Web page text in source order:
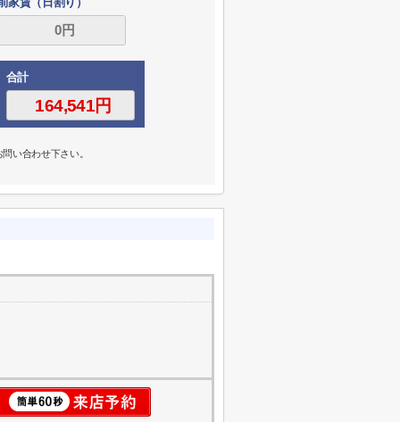
合計
い合わせ下さい。